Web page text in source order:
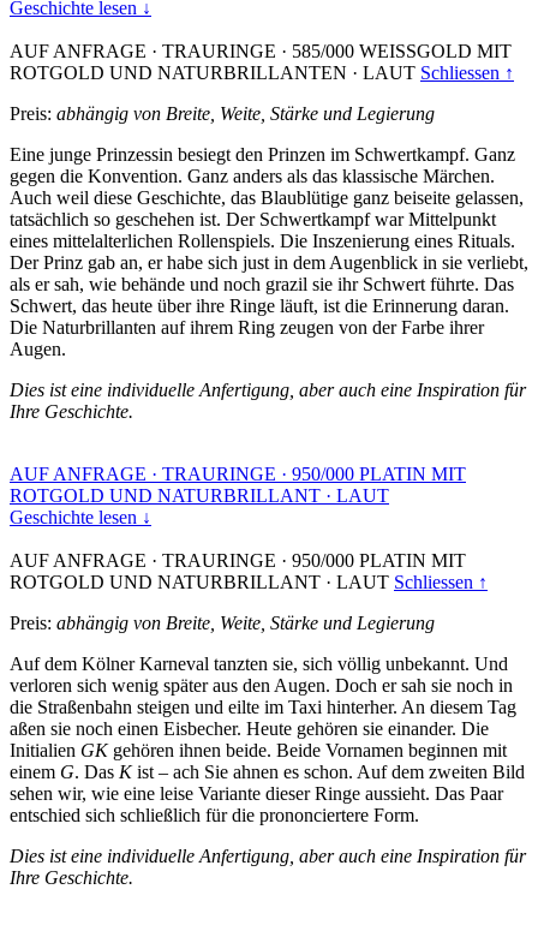
Geschichte lesen ↓
AUF ANFRAGE · TRAURINGE · 585/000 WEISSGOLD MIT
ROTGOLD UND NATURBRILLANTEN · LAUT Schliessen ↑
Preis: abhängig von Breite, Weite, Stärke und Legierung
Eine junge Prinzessin besiegt den Prinzen im Schwertkampf. Ganz
gegen die Konvention. Ganz anders als das klassische Märchen.
Auch weil diese Geschichte, das Blaublütige ganz beiseite gelassen,
tatsächlich so geschehen ist. Der Schwertkampf war Mittelpunkt
eines mittelalterlichen Rollenspiels. Die Inszenierung eines Rituals.
Der Prinz gab an, er habe sich just in dem Augenblick in sie verliebt,
als er sah, wie behände und noch grazil sie ihr Schwert führte. Das
Schwert, das heute über ihre Ringe läuft, ist die Erinnerung daran.
Die Naturbrillanten auf ihrem Ring zeugen von der Farbe ihrer
Augen.
Dies ist eine individuelle Anfertigung, aber auch eine Inspiration für
Ihre Geschichte.
AUF ANFRAGE · TRAURINGE · 950/000 PLATIN MIT
ROTGOLD UND NATURBRILLANT · LAUT
Geschichte lesen ↓
AUF ANFRAGE · TRAURINGE · 950/000 PLATIN MIT
ROTGOLD UND NATURBRILLANT · LAUT Schliessen ↑
Preis: abhängig von Breite, Weite, Stärke und Legierung
Auf dem Kölner Karneval tanzten sie, sich völlig unbekannt. Und
verloren sich wenig später aus den Augen. Doch er sah sie noch in
die Straßenbahn steigen und eilte im Taxi hinterher. An diesem Tag
aßen sie noch einen Eisbecher. Heute gehören sie einander. Die
Initialien GKgehören ihnen beide. Beide Vornamen beginnen mit
einem G. Das Kist – ach Sie ahnen es schon. Auf dem zweiten Bild
sehen wir, wie eine leise Variante dieser Ringe aussieht. Das Paar
entschied sich schließlich für die prononciertere Form.
Dies ist eine individuelle Anfertigung, aber auch eine Inspiration für
Ihre Geschichte.